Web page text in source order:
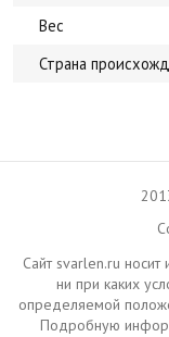
Вес
Страна
Сайт svarlen.ru
ни при каких
определяемой
Подробную